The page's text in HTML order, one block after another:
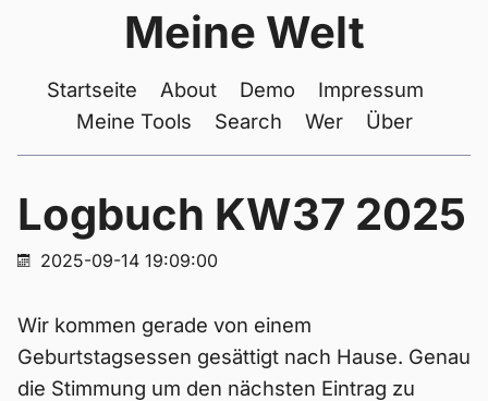
Meine Welt
Startseite About Demo
Impressum
Meine Tools
Search Wer Über
Logbuch KW37 2025
2025-09-14 19:09:00
Wir kommen gerade von einem
Geburtstagsessen gesättigt nach Hause. Genau
die Stimmung um den nächsten Eintrag zu